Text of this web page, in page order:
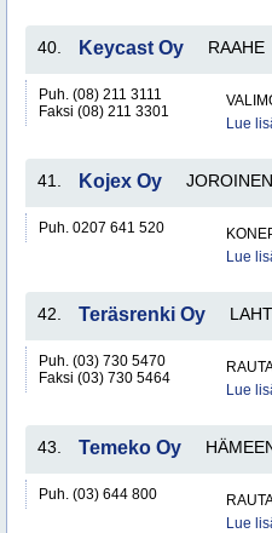
40. Keycast Oy RAAHE
Puh. (08) 211 3111
Faksi (08) 211 3301
Lue
41. Kojex Oy JOROINEN
Puh. 0207 641 520
Lue
42. Teräsrenki Oy
Puh. (03) 730 5470
Faksi (03) 730 5464
Lue
43. Temeko Oy
Puh. (03) 644 800
Lue